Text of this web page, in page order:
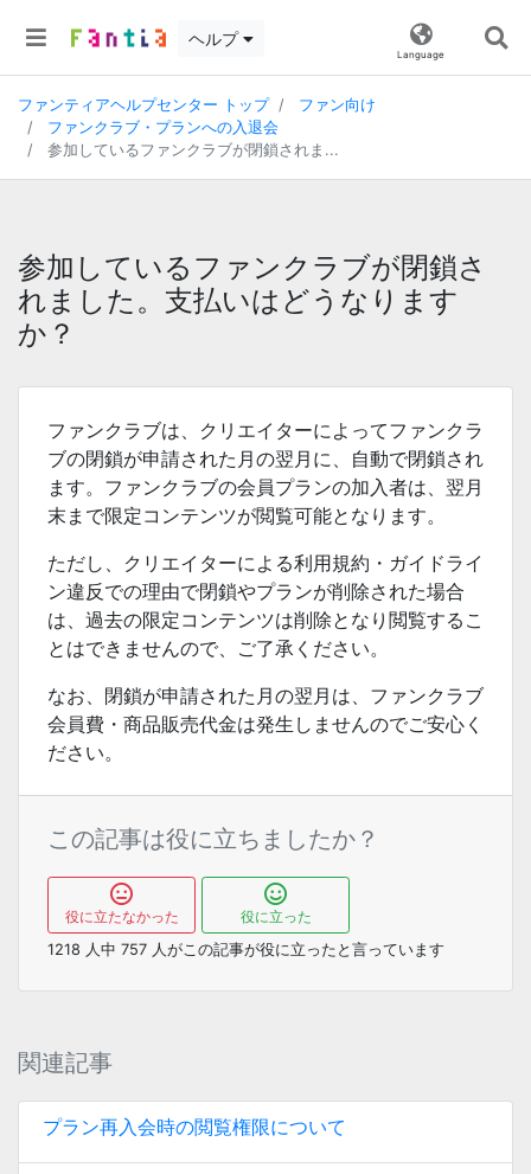
ヘルプ
Language
ファンティアヘルプセンター トップ
ファン向け
ファンクラブ・プランへの入退会
参加しているファンクラブが閉鎖されま...
参加しているファンクラブが閉鎖さ
れました。支払いはどうなります
か？
ファンクラブは、クリエイターによってファンクラ
ブの閉鎖が申請された月の翌月に、自動で閉鎖され
ます。ファンクラブの会員プランの加入者は、翌月
末まで限定コンテンツが閲覧可能となります。
ただし、クリエイターによる利用規約・ガイドライ
ン違反での理由で閉鎖やプランが削除された場合
は、過去の限定コンテンツは削除となり閲覧するこ
とはできませんので、ご了承ください。
なお、閉鎖が申請された月の翌月は、ファンクラブ
会員費・商品販売代金は発生しませんのでご安心く
ださい。
この記事は役に立ちましたか？
役に立たなかった
役に立った
1218 人中 757 人がこの記事が役に立ったと言っています
関連記事
プラン再入会時の閲覧権限について